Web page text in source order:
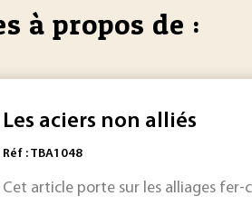
à propos de :
En dehors des
Les aciers non alliés
Réf : TBA1048
Cet article porte sur les alliages